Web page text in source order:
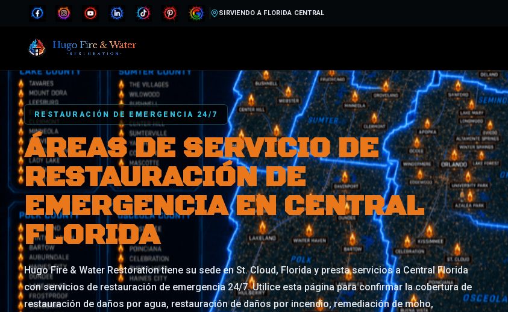
SIRVIENDO A FLORIDA CENTRAL
RESTAURACIÓN DE EMERGENCIA 24/7
ÁREAS DE SERVICIO DE
RESTAURACIÓN DE
EMERGENCIA EN CENTRAL
FLORIDA
Hugo Fire & Water Restoration tiene su sede en St. Cloud, Florida y presta servicios a Central Florida
con servicios de restauración de emergencia 24/7. Utilice esta página para confirmar la cobertura de
restauración de daños por agua, restauración de daños por incendio, remediación de moho,